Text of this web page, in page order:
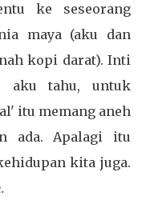
ke seseorang
maya (aku dan
kopi darat). Inti
aku tahu, untuk
itu memang aneh
ada. Apalagi itu
kita juga.